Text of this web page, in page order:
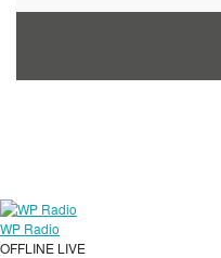
WP Radio
OFFLINE LIVE